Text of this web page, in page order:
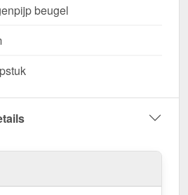
voordeelpakket 10,00
– Duurzaam, stabiel &
beugel